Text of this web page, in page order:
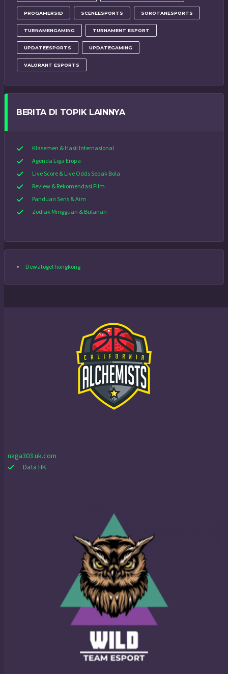
PROGAMERSID SCENEESPORTS SOROTANESPORTS
TURNAMENGAMING TURNAMENT ESPORT
UPDATEESPORTS UPDATEGAMING
VALORANT ESPORTS
BERITA DI TOPIK LAINNYA
Klasemen & Hasil Internasional
Agenda Liga Eropa
Live Score & Live Odds Sepak Bola
Review & Rekomendasi Film
Panduan Sens & Aim
Zodiak Mingguan & Bulanan
Dewatogel hongkong
naga303.uk.com
Data HK